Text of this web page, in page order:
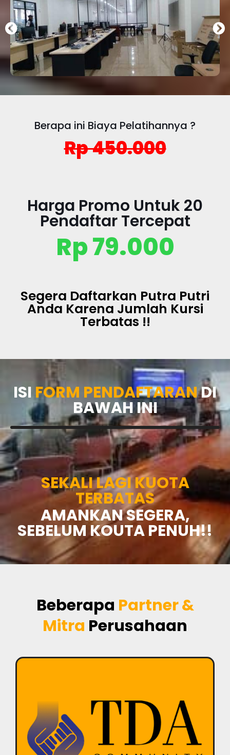
Berapa ini Biaya Pelatihannya ?
Rp 450.000
Harga Promo Untuk 20
Pendaftar Tercepat
Rp 79.000
Segera Daftarkan Putra Putri
Anda Karena Jumlah Kursi
Terbatas !!
ISIFORM PENDAFTARANDI
BAWAH INI
SEKALI LAGI KUOTA
TERBATAS
AMANKAN SEGERA,
SEBELUM KOUTA PENUH!!
Beberapa Partner &
Mitra Perusahaan